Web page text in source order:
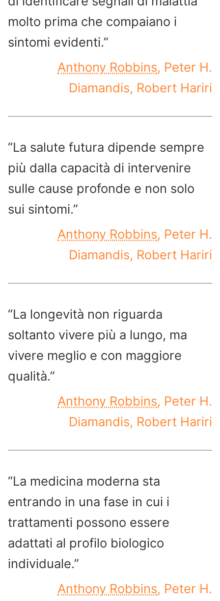
molto prima che compaiano i
sintomi evidenti.”
Anthony Robbins, Peter H.
Diamandis, Robert Hariri
“La salute futura dipende sempre
più dalla capacità di intervenire
sulle cause profonde e non solo
sui sintomi.”
Anthony Robbins, Peter H.
Diamandis, Robert Hariri
“La longevità non riguarda
soltanto vivere più a lungo, ma
vivere meglio e con maggiore
qualità.”
Anthony Robbins, Peter H.
Diamandis, Robert Hariri
“La medicina moderna sta
entrando in una fase in cui i
trattamenti possono essere
adattati al profilo biologico
individuale.”
Anthony Robbins, Peter H.